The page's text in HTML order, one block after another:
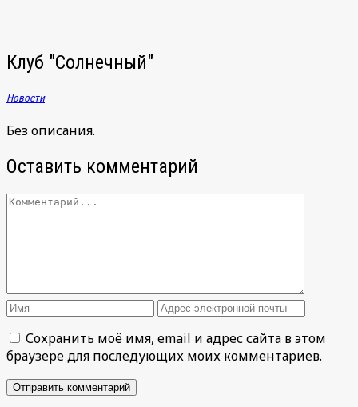
Клуб "Солнечный"
Новости
Без описания.
Оставить комментарий
Сохранить моё имя, email и адрес сайта в этом
браузере для последующих моих комментариев.